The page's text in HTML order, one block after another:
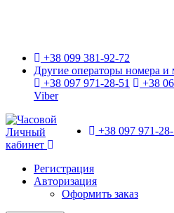
+38 099 381-92-72
Другие операторы номера и
+38 097 971-28-51
+38
Viber
+38 097 971-28-
Личный
кабинет
Регистрация
Авторизация
Оформить заказ